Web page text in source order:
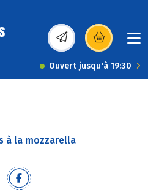
(s’ouvre dans une
Ouvert jusqu'à 19:30
à la mozzarella